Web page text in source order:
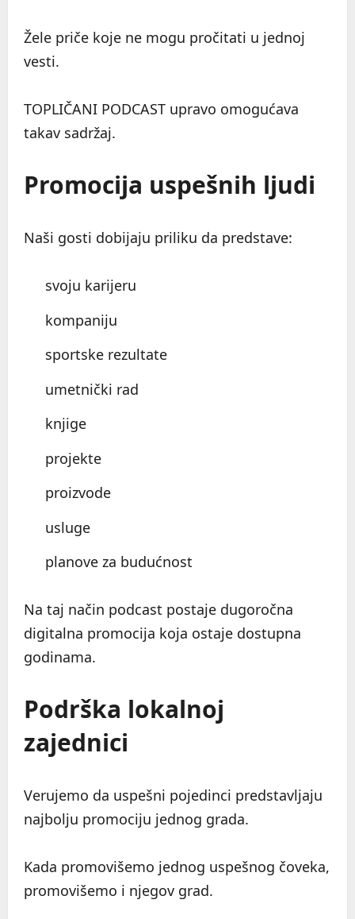
Žele priče koje ne mogu pročitati u jednoj
vesti.
TOPLIČANI PODCAST upravo omogućava
takav sadržaj.
Promocija uspešnih ljudi
Naši gosti dobijaju priliku da predstave:
svoju karijeru
kompaniju
sportske rezultate
umetnički rad
knjige
projekte
proizvode
usluge
planove za budućnost
Na taj način podcast postaje dugoročna
digitalna promocija koja ostaje dostupna
godinama.
Podrška lokalnoj
zajednici
Verujemo da uspešni pojedinci predstavljaju
najbolju promociju jednog grada.
Kada promovišemo jednog uspešnog čoveka,
promovišemo i njegov grad.